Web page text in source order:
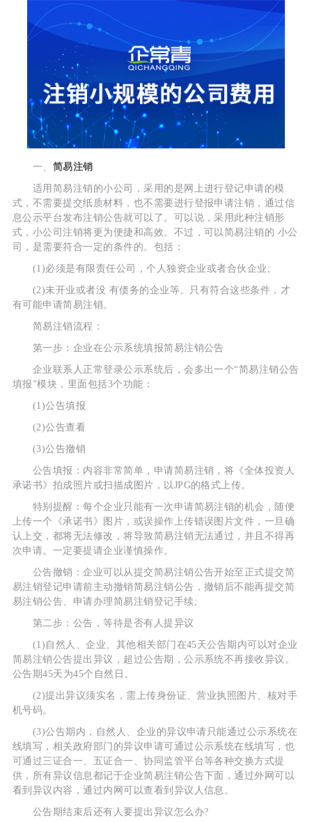
一、 简易注销
适用简易注销的小公司，采用的是网上进行登记申请的模
式，不需要提交纸质材料，也不需要进行登报申请注销，通过信
息公示平台发布注销公告就可以了。可以说，采用此种注销形
式，小公司注销将更为便捷和高效。不过，可以简易注销的 小公
司，是需要符合一定的条件的。包括：
(1)必须是有限责任公司，个人独资企业或者合伙企业;
(2)未开业或者没 有债务的企业等。只有符合这些条件，才
有可能申请简易注销。
简易注销流程：
第一步：企业在公示系统填报简易注销公告
企业联系人正常登录公示系统后，会多出一个“简易注销公告
填报”模块，里面包括3个功能：
(1)公告填报
(2)公告查看
(3)公告撤销
公告填报：内容非常简单，申请简易注销，将《全体投资人
承诺书》拍成照片或扫描成图片，以JPG的格式上传。
特别提醒：每个企业只能有一次申请简易注销的机会，随便
上传一个《承诺书》图片，或误操作上传错误图片文件，一旦确
认上交，都将无法修改，将导致简易注销无法通过，并且不得再
次申请。一定要提请企业谨慎操作。
公告撤销：企业可以从提交简易注销公告开始至正式提交简
易注销登记申请前主动撤销简易注销公告，撤销后不能再提交简
易注销公告、申请办理简易注销登记手续;
第二步：公告，等待是否有人提异议
(1)自然人、企业、其他相关部门在45天公告期内可以对企业
简易注销公告提出异议，超过公告期，公示系统不再接收异议。
公告期45天为45个自然日。
(2)提出异议须实名，需上传身份证、营业执照图片、核对手
机号码。
(3)公告期内，自然人、企业的异议申请只能通过公示系统在
线填写，相关政府部门的异议申请可通过公示系统在线填写，也
可通过三证合一、五证合一、协同监管平台等各种交换方式提
供，所有异议信息都记于企业简易注销公告下面，通过外网可以
看到异议内容，通过内网可以查看到异议人信息。
公告期结束后还有人要提出异议怎么办?